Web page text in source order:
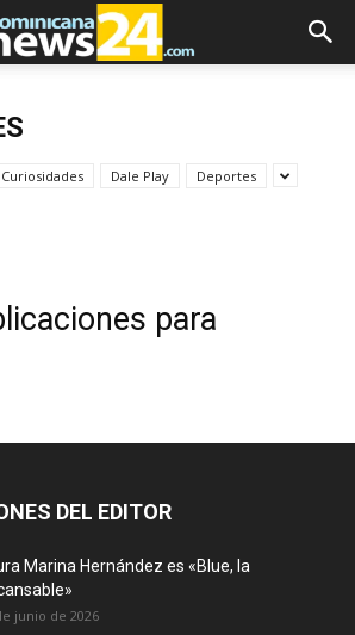
Curiosidades Dale Play Deportes
para
DEL EDITOR
Marina Hernández es «Blue, la
junio de 2026